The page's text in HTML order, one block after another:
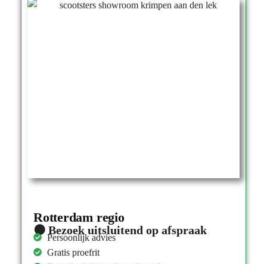
Rotterdam regio
🟠 Bezoek uitsluitend op afspraak
Persoonlijk advies
Gratis proefrit